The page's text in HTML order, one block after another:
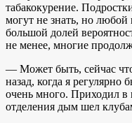
табакокурение.
могут не знать, но любой
большой долей
не менее, многие
— Может быть, сейчас
назад, когда я регулярно
очень много. Приходил в
отделения дым шел